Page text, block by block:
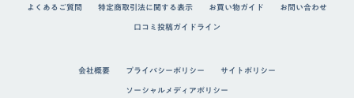
よくあるご質問 特定商取引法に関する表示 お買い物ガイド
お問い合わせ
口コミ投稿ガイドライン
会社概要 プライバシーポリシー
サイトポリシー
ソーシャルメディアポリシー